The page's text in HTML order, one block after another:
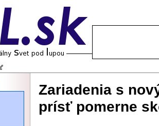
Zariadenia s
prísť pomerne